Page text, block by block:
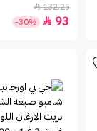
132.25

93

-30%